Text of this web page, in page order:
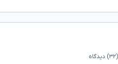
(۳۲) دیدگاه